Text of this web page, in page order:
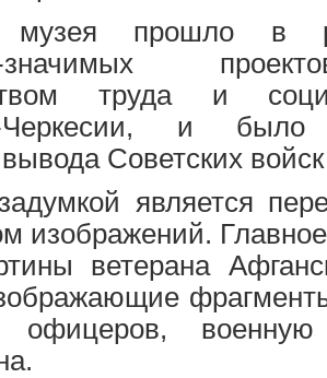
музея прошло в
значимых
труда и
Черкесии, и
Советских
является
изображений.
ветерана
военную